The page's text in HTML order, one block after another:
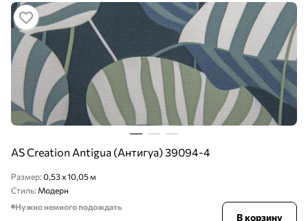
AS Creation Antigua (Антигуа) 39094-4
Размер: 0,53 x 10,05 м
Стиль: Модерн
Нужно немного подождать
В корзину